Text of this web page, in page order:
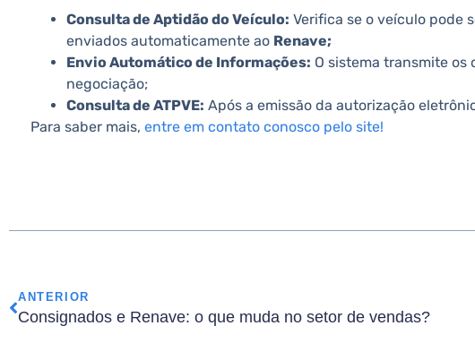
Consulta de Aptidão do Veículo: Verifica se o veículo pode
enviados automaticamente ao Renave;
Envio Automático de Informações: O sistema transmite os
negociação;
Consulta de ATPVE: Após a emissão da autorização
Para saber mais, entre em contato conosco pelo site!
ANTERIOR
Consignados e Renave: o que muda no setor de vendas?